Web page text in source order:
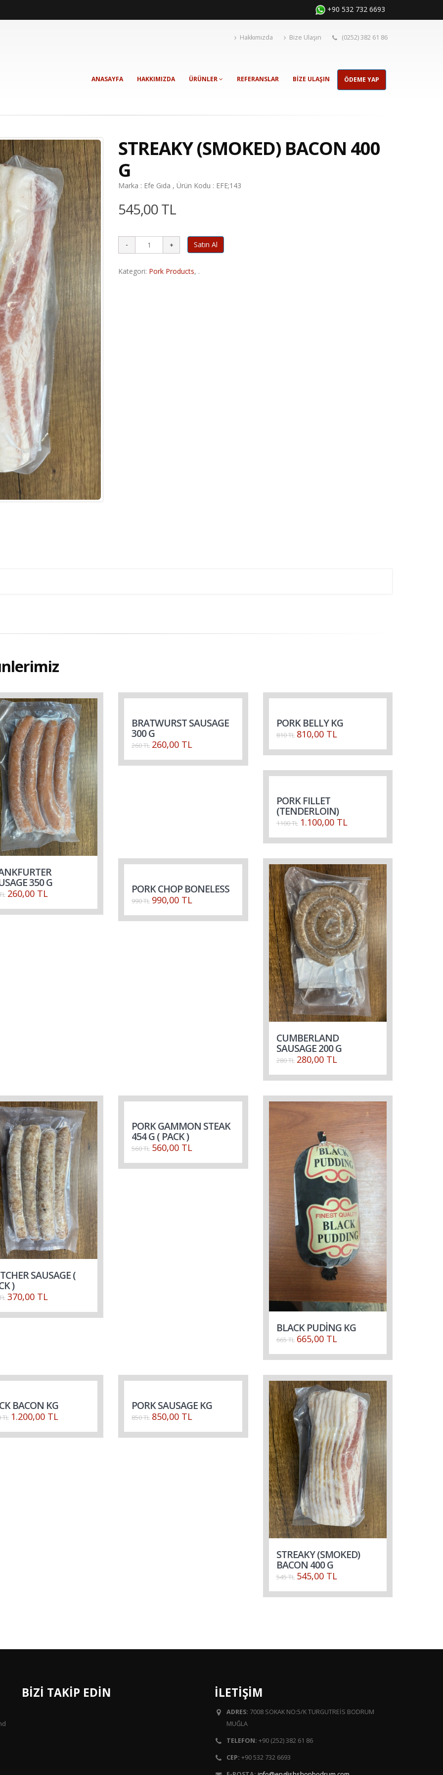
+90 532 732 6693
Hakkımızda Bize Ulaşın (0252) 382 61 86
ANASAYFA HAKKIMIZDA ÜRÜNLER REFERANSLAR BIZE ULAŞIN ÖDEME YAP
STREAKY (SMOKED) BACON 400
G
Marka : Efe Gıda , Ürün Kodu : EFE;143
545,00 TL
Satın Al
Kategori: Pork Products, .
350 G
260,00 TL
BRATWURST SAUSAGE
300 G
260 TL 260,00 TL
PORK BELLY KG
810 TL 810,00 TL
PORK FILLET
(TENDERLOIN)
1100 TL 1.100,00 TL
PORK CHOP BONELESS
990 TL 990,00 TL
CUMBERLAND
SAUSAGE 200 G
280 TL 280,00 TL
SAUSAGE (
)
370,00 TL
PORK GAMMON STEAK
454 G ( PACK )
560 TL 560,00 TL
BLACK PUDİNG KG
665 TL 665,00 TL
BACON KG
TL 1.200,00 TL
PORK SAUSAGE KG
850 TL 850,00 TL
STREAKY (SMOKED)
BACON 400 G
545 TL 545,00 TL
BİZİ TAKİP EDİN İLETİŞİM
ADRES: 7008 SOKAK NO:5/K TURGUTREİS BODRUM
MUĞLA
TELEFON: +90 (252) 382 61 86
CEP: +90 532 732 6693